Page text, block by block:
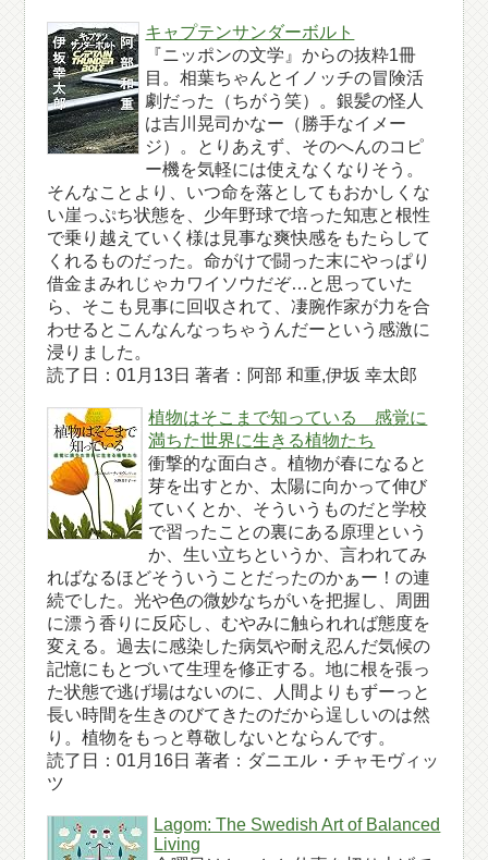
キャプテンサンダーボルト
『ニッポンの文学』からの抜粋1冊
目。相葉ちゃんとイノッチの冒険活
劇だった（ちがう笑）。銀髪の怪人
は吉川晃司かなー（勝手なイメー
ジ）。とりあえず、そのへんのコピ
ー機を気軽には使えなくなりそう。
そんなことより、いつ命を落としてもおかしくな
い崖っぷち状態を、少年野球で培った知恵と根性
で乗り越えていく様は見事な爽快感をもたらして
くれるものだった。命がけで闘った末にやっぱり
借金まみれじゃカワイソウだぞ…と思っていた
ら、そこも見事に回収されて、凄腕作家が力を合
わせるとこんなんなっちゃうんだーという感激に
浸りました。
読了日：01月13日 著者：阿部 和重,伊坂 幸太郎
植物はそこまで知っている 感覚に
満ちた世界に生きる植物たち
衝撃的な面白さ。植物が春になると
芽を出すとか、太陽に向かって伸び
ていくとか、そういうものだと学校
で習ったことの裏にある原理という
か、生い立ちというか、言われてみ
ればなるほどそういうことだったのかぁー！の連
続でした。光や色の微妙なちがいを把握し、周囲
に漂う香りに反応し、むやみに触られれば態度を
変える。過去に感染した病気や耐え忍んだ気候の
記憶にもとづいて生理を修正する。地に根を張っ
た状態で逃げ場はないのに、人間よりもずーっと
長い時間を生きのびてきたのだから逞しいのは然
り。植物をもっと尊敬しないとならんです。
読了日：01月16日 著者：ダニエル・チャモヴィッ
ツ
Lagom: The Swedish Art of Balanced
Living